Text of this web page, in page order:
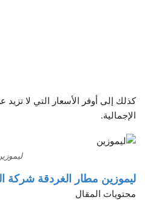
كذلك إلى أوفر الأسعار التي لا تزيد
الإجمالية.
ليموزين مطار الغردقة شركة
محتويات المقال